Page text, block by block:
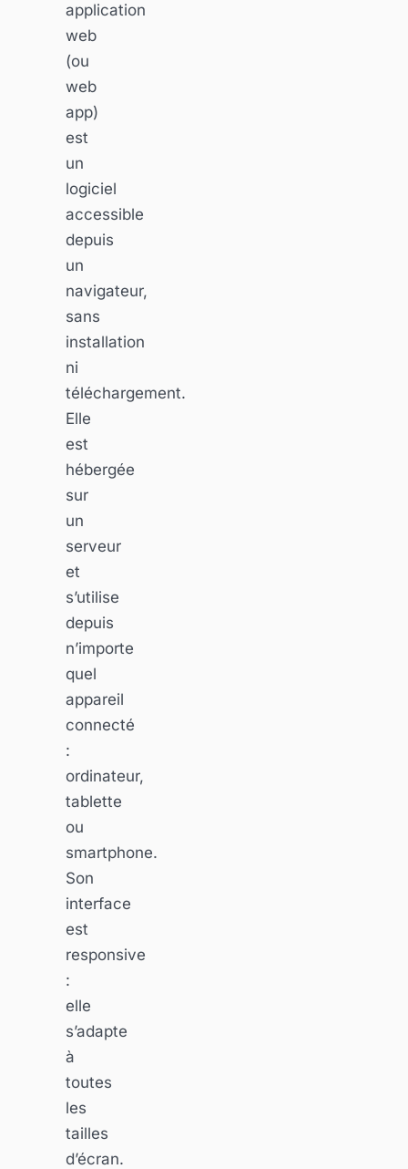
application
web
(ou
web
app)
est
un
logiciel
accessible
depuis
un
navigateur,
sans
installation
ni
téléchargement.
Elle
est
hébergée
sur
un
serveur
et
s’utilise
depuis
n’importe
quel
appareil
connecté
:
ordinateur,
tablette
ou
smartphone.
Son
interface
est
responsive
:
elle
s’adapte
à
toutes
les
tailles
d’écran.